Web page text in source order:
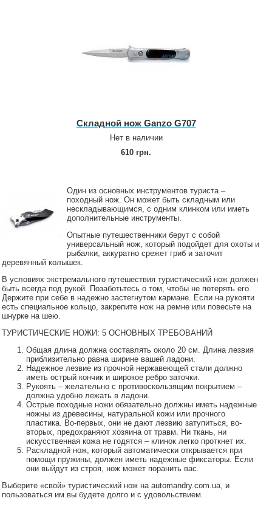
Один из основных инструментов туриста –
походный нож. Он может быть складным или
нескладывающимся, с одним клинком или иметь
дополнительные инструменты.
Опытные путешественники берут с собой
универсальный нож, который подойдет для охоты и
рыбалки, аккуратно срежет гриб и заточит
деревянный колышек.
В условиях экстремального путешествия туристический нож должен
быть всегда под рукой. Позаботьтесь о том, чтобы не потерять его.
Держите при себе в надежно застегнутом кармане. Если на рукояти
есть специальное кольцо, закрепите нож на ремне или повесьте на
шнурке на шею.
ТУРИСТИЧЕСКИЕ НОЖИ: 5 ОСНОВНЫХ ТРЕБОВАНИЙ
Общая длина должна составлять около 20 см. Длина лезвия
приблизительно равна ширине вашей ладони.
Надежное лезвие из прочной нержавеющей стали должно
иметь острый кончик и широкое ребро заточки.
Рукоять – желательно с противоскользящим покрытием –
должна удобно лежать в ладони.
Острые походные ножи обязательно должны иметь надежные
ножны из древесины, натуральной кожи или прочного
пластика. Во-первых, они не дают лезвию затупиться, во-
вторых, предохраняют хозяина от травм. Ни ткань, ни
искусственная кожа не годятся – клинок легко проткнет их.
Раскладной нож, который автоматически открывается при
помощи пружины, должен иметь надежные фиксаторы. Если
они выйдут из строя, нож может поранить вас.
Выберите «свой» туристический нож на automandry.com.ua, и
пользоваться им вы будете долго и с удовольствием.
Складной нож Ganzo G707
Нет в наличии
610 грн.